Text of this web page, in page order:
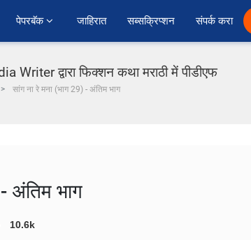
पेपरबॅक जाहिरात सब्सक्रिप्शन संपर्क करा
द्वारा फिक्शन कथा मराठी में पीडीएफ
सांग ना रे मना (भाग 29) - अंतिम भाग
अंतिम भाग
10.6k